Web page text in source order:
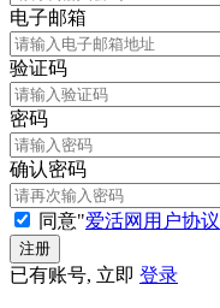
电子邮箱
验证码
密码
确认密码
同意"爱活网用户协议
已有账号, 立即 登录